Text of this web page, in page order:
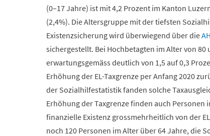
(0–17 Jahre) ist mit 4,2 Prozent im Kanton
(2,4%). Die Altersgruppe mit der tiefsten
Existenzsicherung wird überwiegend über die
sichergestellt. Bei Hochbetagten im Alter von
erwartungsgemäss deutlich von 1,5 auf 0,3
Erhöhung der EL-Taxgrenze per Anfang 2020
der Sozialhilfestatistik fanden solche
Erhöhung der Taxgrenze finden auch
finanzielle Existenz grossmehrheitlich von der
noch 120 Personen im Alter über 64 Jahre, die